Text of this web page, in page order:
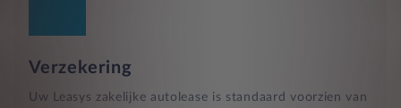
Verzekering
Uw Leasys zakelijke autolease is standaard voorzien van